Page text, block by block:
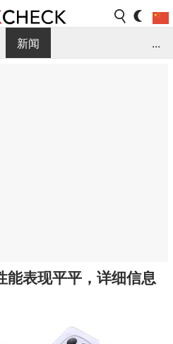
新闻
...
表现平平，详细信息